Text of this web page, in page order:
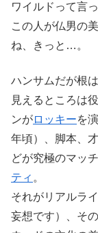
ワイルドって言
この人が仏男の
ね、きっと…。
ハンサムだが根
見えるところは
ンがロッキーを
年頃）、脚本、
どが究極のマッ
ティ 。
それがリアルラ
妄想です）、そ